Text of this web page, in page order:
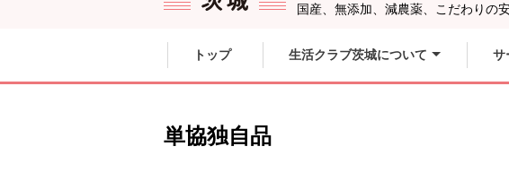
国産、無添加、減農薬、こだわりの
ここからサイト内共通メニューです。
サイト内共通メニューをスキップする
トップ 生活クラブ茨城について サ
単協独自品